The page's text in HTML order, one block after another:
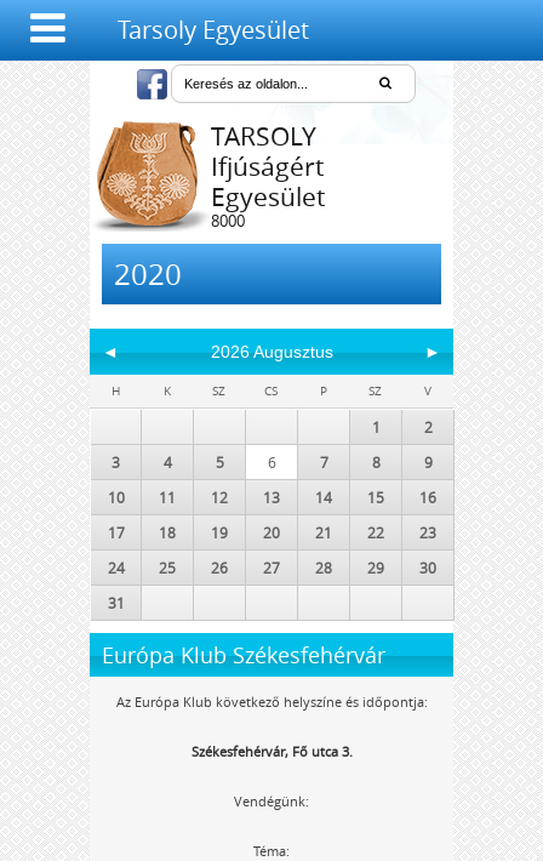
Tarsoly Egyesület
TARSOLY
Ifjúságért
Egyesület
8000
Székesfehérvár,
2020
◄ 2026 Augusztus ►
H K SZ CS P SZ V
1
2
3
4 5 6 7 8
9
10
11 12 13 14 15
16
17
18 19 20 21 22
23
24
25 26 27 28 29
30
31
Európa Klub Székesfehérvár
Az Európa Klub következő helyszíne és időpontja:
Székesfehérvár, Fő utca 3.
Vendégünk:
Téma: